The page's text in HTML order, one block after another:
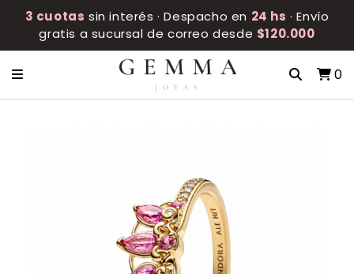
3 cuotas sin interés · Despacho en 24 hs · Envío
gratis a sucursal de correo desde $120.000
0